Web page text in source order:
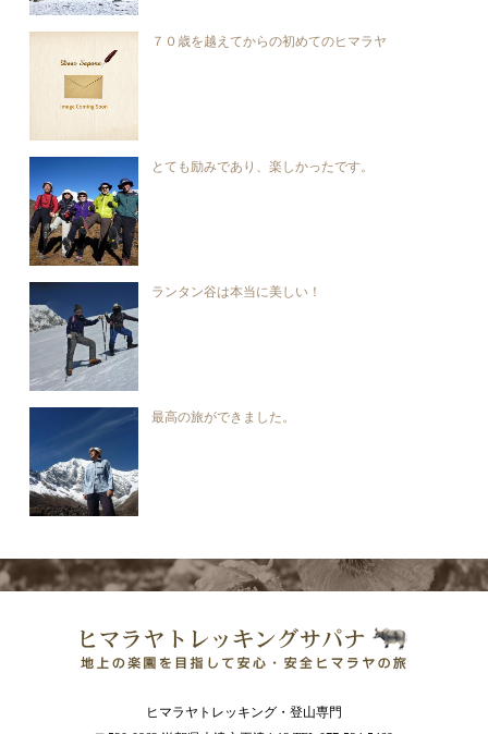
７０歳を越えてからの初めてのヒマラヤ
とても励みであり、楽しかったです。
ランタン谷は本当に美しい！
最高の旅ができました。
ヒマラヤトレッキング・登山専門